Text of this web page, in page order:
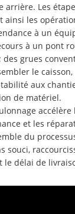
Les
ainsi les
à un
à un pont
des grues
le
aux
de matériel.
accélère
et les
du
souci,
le délai de